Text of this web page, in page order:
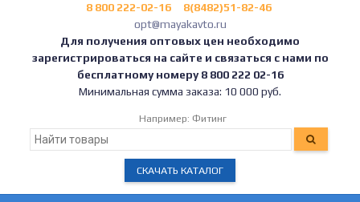
8 800 222-02-16
8(8482)51-82-46
opt@mayakavto.ru
Для получения оптовых цен необходимо
зарегистрироваться на сайте и связаться с нами по
бесплатному номеру 8 800 222 02-16
Минимальная сумма заказа: 10 000 руб.
Например: Фитинг
СКАЧАТЬ КАТАЛОГ